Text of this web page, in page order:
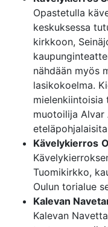
Opastetulla
keskuksessa
kirkkoon,
nähdään myös
lasikokoelma.
muotoilija Alvar
Kävelykierros
Tuomikirkko,
Oulun torialue
Kalevan
Kalevan